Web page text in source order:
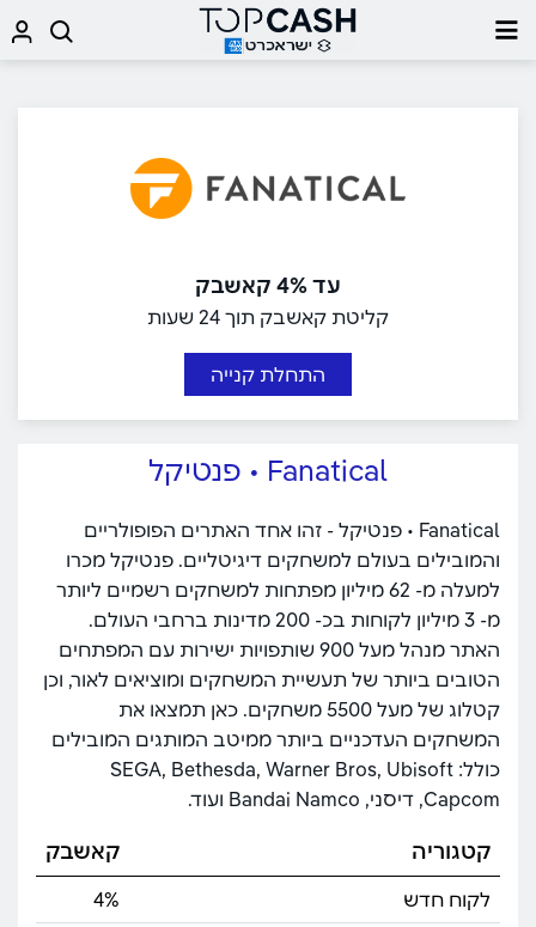
עד 4% קאשבק
קליטת קאשבק תוך 24 שעות
התחלת קנייה
Fanatical • פנטיקל
Fanatical • פנטיקל - זהו אחד האתרים הפופולריים
והמובילים בעולם למשחקים דיגיטליים. פנטיקל מכרו
למעלה מ- 62 מיליון מפתחות למשחקים רשמיים ליותר
מ- 3 מיליון לקוחות בכ- 200 מדינות ברחבי העולם.
האתר מנהל מעל 900 שותפויות ישירות עם המפתחים
הטובים ביותר של תעשיית המשחקים ומוציאים לאור, וכן
קטלוג של מעל 5500 משחקים. כאן תמצאו את
המשחקים העדכניים ביותר ממיטב המותגים המובילים
כולל: SEGA, Bethesda, Warner Bros, Ubisoft
Capcom, דיסני, Bandai Namco ועוד.
קטגוריה קאשבק
לקוח חדש
4%